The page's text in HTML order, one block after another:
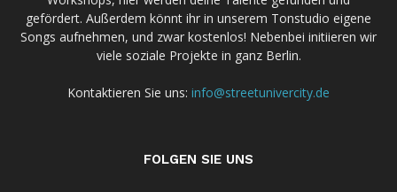
gefördert. Außerdem könnt ihr in unserem Tonstudio eigene
Songs aufnehmen, und zwar kostenlos! Nebenbei initiieren wir
viele soziale Projekte in ganz Berlin.
Kontaktieren Sie uns: info@streetunivercity.de
FOLGEN SIE UNS